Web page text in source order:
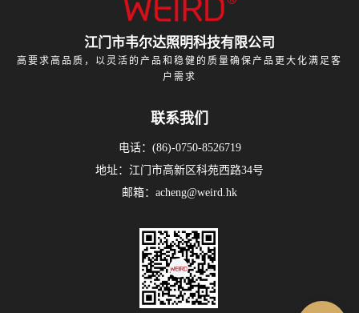
江门市韦尔达照明科技有限公司
高要求高品质，以灵活的产品和稳健的质量确保产品更大化满足客
户需求
联系我们
电话：(86)-0750-8526719
地址：江门市高新区科苑西路34号
邮箱：acheng@weird.hk